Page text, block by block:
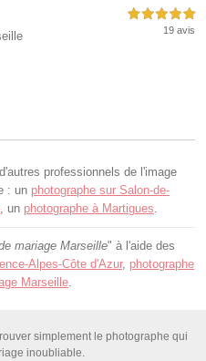
5,0 étoiles sur 5
19 avis
professionnels de l'image
: un photographe sur Salon-de-
, un photographe à Martigues.
mariage Marseille" à l'aide des
Alpes-Côte d'Azur, photographe
Marseille.
simplement le photographe qui
inoubliable.